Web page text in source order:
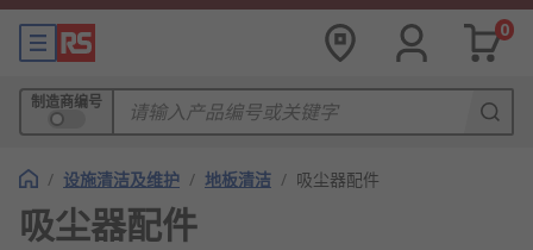
0
制造商编号
/ 设施清洁及维护 / 地板清洁 / 吸尘器配件
吸尘器配件